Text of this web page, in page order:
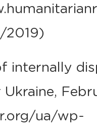
2019)
internally
ua/wp-